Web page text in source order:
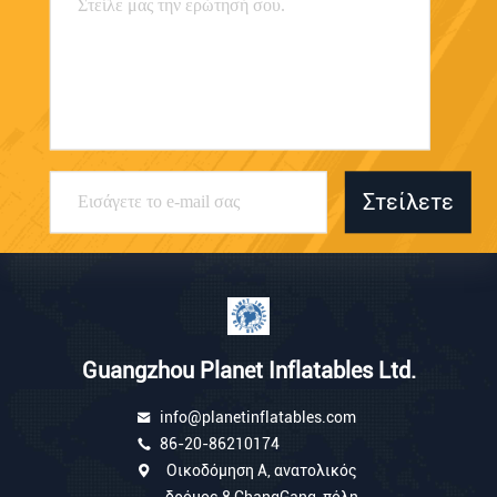
Στείλετε
Guangzhou Planet Inflatables Ltd.
info@planetinflatables.com
86-20-86210174
Οικοδόμηση Α, ανατολικός